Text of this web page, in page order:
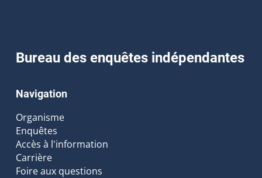
Bureau des enquêtes indépendantes
Navigation
Organisme
Enquêtes
Accès à l'information
Carrière
Foire aux questions